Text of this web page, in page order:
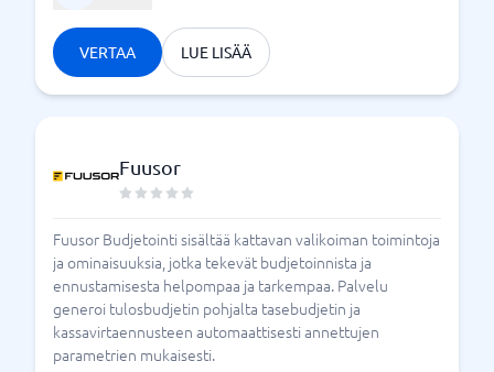
VERTAA LUE LISÄÄ
Fuusor
Fuusor Budjetointi sisältää kattavan valikoiman toimintoja
ja ominaisuuksia, jotka tekevät budjetoinnista ja
ennustamisesta helpompaa ja tarkempaa. Palvelu
generoi tulosbudjetin pohjalta tasebudjetin ja
kassavirtaennusteen automaattisesti annettujen
parametrien mukaisesti.